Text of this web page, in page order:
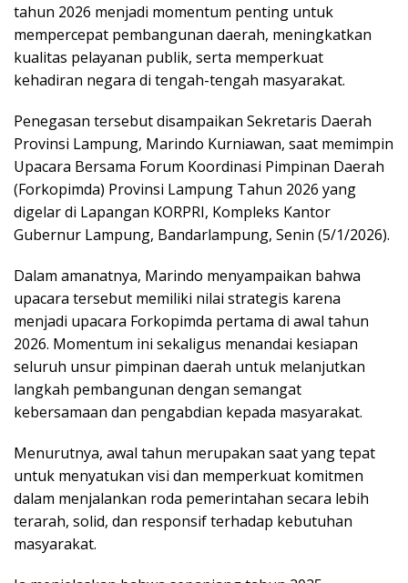
tahun 2026 menjadi momentum penting untuk
mempercepat pembangunan daerah, meningkatkan
kualitas pelayanan publik, serta memperkuat
kehadiran negara di tengah-tengah masyarakat.
Penegasan tersebut disampaikan Sekretaris Daerah
Provinsi Lampung, Marindo Kurniawan, saat memimpin
Upacara Bersama Forum Koordinasi Pimpinan Daerah
(Forkopimda) Provinsi Lampung Tahun 2026 yang
digelar di Lapangan KORPRI, Kompleks Kantor
Gubernur Lampung, Bandarlampung, Senin (5/1/2026).
Dalam amanatnya, Marindo menyampaikan bahwa
upacara tersebut memiliki nilai strategis karena
menjadi upacara Forkopimda pertama di awal tahun
2026. Momentum ini sekaligus menandai kesiapan
seluruh unsur pimpinan daerah untuk melanjutkan
langkah pembangunan dengan semangat
kebersamaan dan pengabdian kepada masyarakat.
Menurutnya, awal tahun merupakan saat yang tepat
untuk menyatukan visi dan memperkuat komitmen
dalam menjalankan roda pemerintahan secara lebih
terarah, solid, dan responsif terhadap kebutuhan
masyarakat.